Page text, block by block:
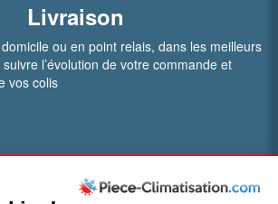
Livraison
ou en point relais, dans les meilleurs
l’évolution de votre commande et
vos colis